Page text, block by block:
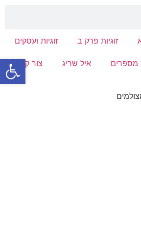
זוגיות פרק ב זוגיות ועסקים
מספרים איל שריג צור קשרפתח